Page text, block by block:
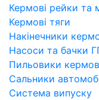
Кермові рейки та
Кермові тяги
Накінечники
Насоси та бачки
Пильовики
Сальники
Система випуску